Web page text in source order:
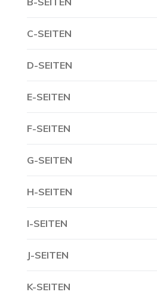
C-SEITEN
D-SEITEN
E-SEITEN
F-SEITEN
G-SEITEN
H-SEITEN
I-SEITEN
J-SEITEN
K-SEITEN